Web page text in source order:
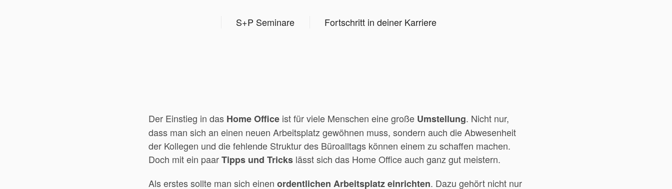
S+P Seminare Fortschritt in deiner Karriere
Der Einstieg in das Home Office ist für viele Menschen eine große Umstellung. Nicht nur,
dass man sich an einen neuen Arbeitsplatz gewöhnen muss, sondern auch die Abwesenheit
der Kollegen und die fehlende Struktur des Büroalltags können einem zu schaffen machen.
Doch mit ein paarTipps und Tricks lässt sich das Home Office auch ganz gut meistern.
Als erstes sollte man sich einen ordentlichen Arbeitsplatz einrichten. Dazu gehört nicht nur